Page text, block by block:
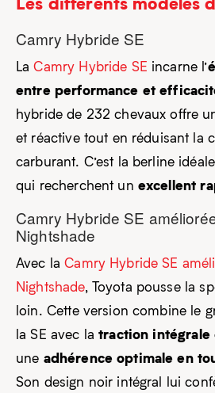
Camry Hybride SE
LaCamry Hybride SE incarne l’
entre performance et
hybride de 232 chevaux offre
et réactive tout en réduisant la
carburant. C’est la berline
qui recherchent un excellent
Camry Hybride SE
Nightshade
Avec laCamry Hybride SE
Nightshade, Toyota pousse la
loin. Cette version combine le
la SE avec latraction intégrale
une adhérence optimale en
Son design noir intégral lui